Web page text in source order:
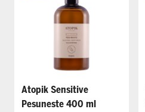
Atopik Sensitive
Pesuneste 400 ml